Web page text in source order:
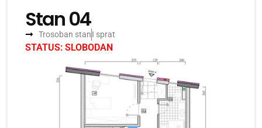
Stan 04
Trosoban stanI sprat
STATUS: SLOBODAN